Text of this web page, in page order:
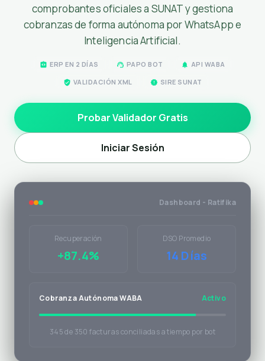
comprobantes oficiales a SUNAT y gestiona
cobranzas de forma autónoma por WhatsApp e
Inteligencia Artificial.
ERP EN 2 DÍAS PAPO BOT
API WABA
VALIDACIÓN XML
SIRE SUNAT
Probar Validador Gratis
Iniciar Sesión
Dashboard - Ratifika
Recuperación
+87.4%
DSO Promedio
14 Días
Cobranza Autónoma WABA Activo
345 de 350 facturas conciliadas a tiempo por bot